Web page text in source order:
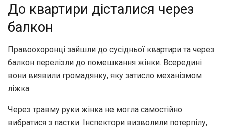
До квартири дісталися через
балкон
Правоохоронці зайшли до сусідньої квартири та через
балкон перелізли до помешкання жінки. Всередині
вони виявили громадянку, яку затисло механізмом
ліжка.
Через травму руки жінка не могла самостійно
вибратися з пастки. Інспектори визволили потерпілу,